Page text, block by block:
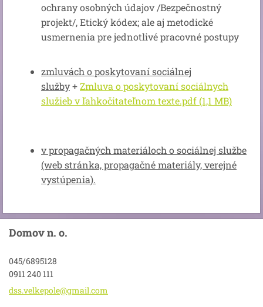
ochrany osobných údajov /Bezpečnostný
projekt/, Etický kódex; ale aj metodické
usmernenia pre jednotlivé pracovné postupy
zmluvách o poskytovaní sociálnej
služby+Zmluva o poskytovaní sociálnych
služieb v ľahkočitateľnom texte.pdf (1,1 MB)
v propagačných materiáloch o sociálnej službe
(web stránka, propagačné materiály, verejné
vystúpenia).
Domov n. o.
045/6895128
0911 240 111
dss.velkepole@gmail.com